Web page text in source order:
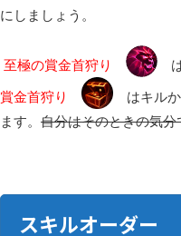
にしましょう。
至極の賞金首狩り
賞金首狩り
はキルか
ます。 自分はそのときの気
スキルオーダー